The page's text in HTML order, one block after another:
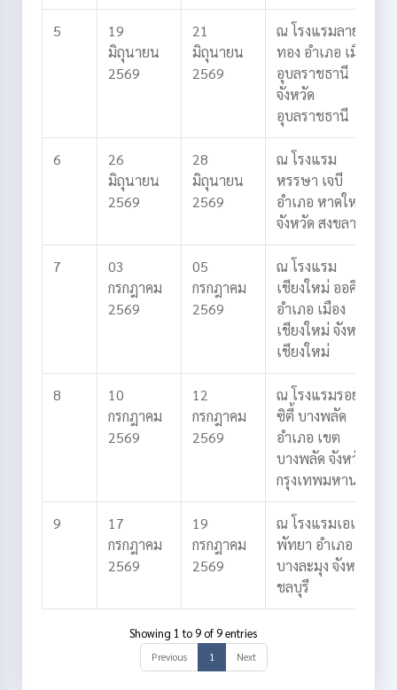
5
19
มิถุนายน
2569
21
มิถุนายน
2569
ณ โรงแรมลาย
ทอง อำเภอ เมือง
อุบลราชธานี
จังหวัด
อุบลราชธานี
6
26
มิถุนายน
2569
28
มิถุนายน
2569
ณ โรงแรม
หรรษา เจบี
อำเภอ หาดใหญ่
จังหวัด สงขลา
7
03
กรกฎาคม
2569
05
กรกฎาคม
2569
ณ โรงแรม
เชียงใหม่ ออคิด
อำเภอ เมือง
เชียงใหม่ จังหวัด
เชียงใหม่
8
10
กรกฎาคม
2569
12
กรกฎาคม
2569
ณ โรงแรมรอยัล
ซิตี้ บางพลัด
อำเภอ เขต
บางพลัด จังหวัด
กรุงเทพมหานคร
9
17
กรกฎาคม
2569
19
กรกฎาคม
2569
ณ โรงแรมเอเชีย
พัทยา อำเภอ
บางละมุง จังหวัด
ชลบุรี
Showing 1 to 9 of 9 entries
Previous 1 Next